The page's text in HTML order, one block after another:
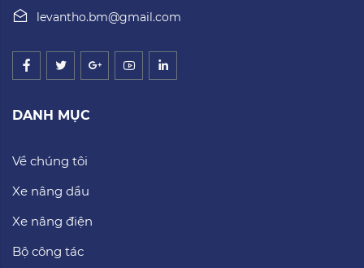
levantho.bm@gmail.com
DANH MỤC
Về chúng tôi
Xe nâng dầu
Xe nâng điện
Bộ công tác